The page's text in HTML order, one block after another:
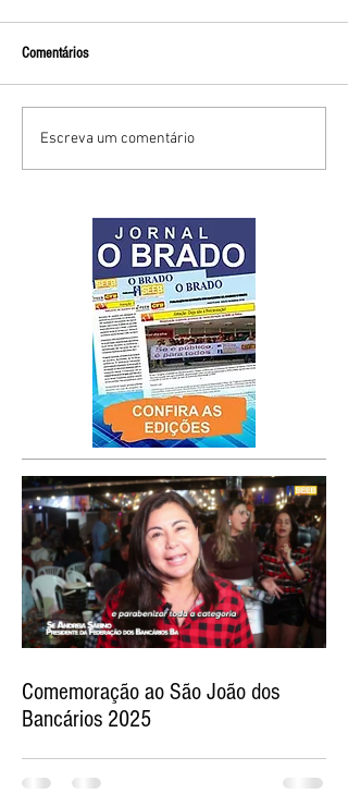
Comentários
Escreva um comentário
Comemoração ao São João dos
Bancários 2025